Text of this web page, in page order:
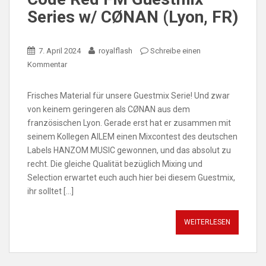
Series w/ CØNAN (Lyon, FR)
7. April 2024 royalflash
Schreibe einen
Kommentar
Frisches Material für unsere Guestmix Serie! Und zwar
von keinem geringeren als CØNAN aus dem
französischen Lyon. Gerade erst hat er zusammen mit
seinem Kollegen AILEM einen Mixcontest des deutschen
Labels HANZOM MUSIC gewonnen, und das absolut zu
recht. Die gleiche Qualität bezüglich Mixing und
Selection erwartet euch auch hier bei diesem Guestmix,
ihr solltet […]
WEITERLESEN